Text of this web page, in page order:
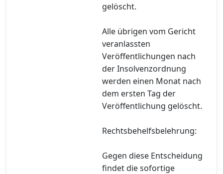
gelöscht.
Alle übrigen vom Gericht
veranlassten
Veröffentlichungen nach
der Insolvenzordnung
werden einen Monat nach
dem ersten Tag der
Veröffentlichung gelöscht.
Rechtsbehelfsbelehrung:
Gegen diese Entscheidung
findet die sofortige